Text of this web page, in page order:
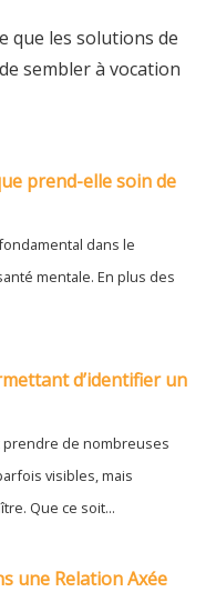
que les solutions de
sembler à vocation
prend-elle soin de
dans le
mentale. En plus des
d’identifier un
prendre de nombreuses
visibles, mais
Que ce soit...
une Relation Axée